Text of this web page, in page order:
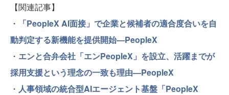
【関連記事】
・
「PeopleX AI面接」で企業と候補者の適合度合いを自
動判定する新機能を提供開始—PeopleX
・ エンと合弁会社「エンPeopleX」を設立、活躍までが
採用支援という理念の一致も理由—PeopleX
・ 人事領域の統合型AIエージェント基盤「PeopleX